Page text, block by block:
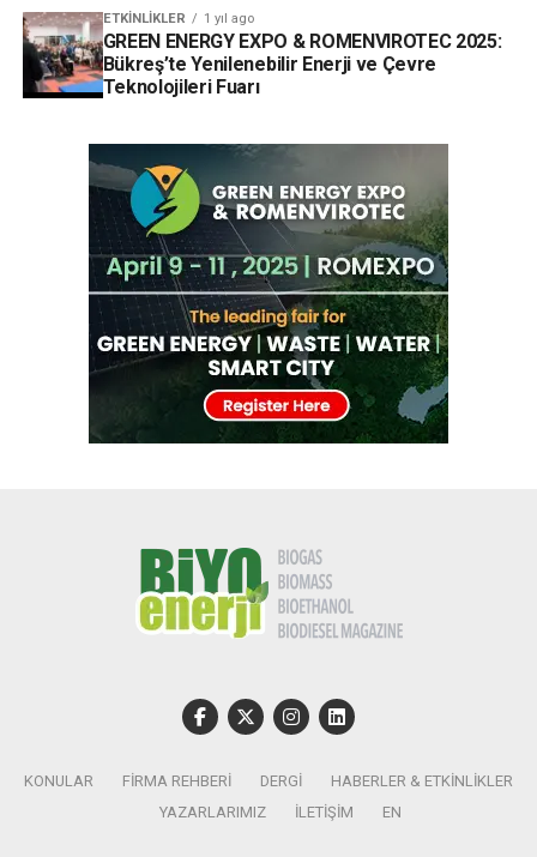
ETKINLIKLER 1 yıl ago
GREEN ENERGY EXPO & ROMENVIROTEC 2025:
Bükreş’te Yenilenebilir Enerji ve Çevre
Teknolojileri Fuarı
KONULAR FIRMA REHBERI DERGI
HABERLER & ETKINLIKLER
YAZARLARIMIZ
İLETIŞIM EN